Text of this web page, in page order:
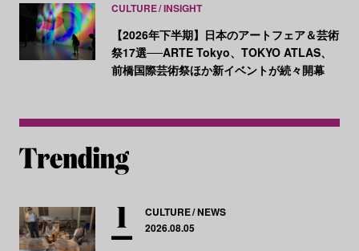
CULTURE INSIGHT
【2026年下半期】日本のアートフェア＆芸術
祭17選──ARTE Tokyo、TOKYO ATLAS、
前橋国際芸術祭ほか新イベントが続々開幕
CULTURE NEWS
2026.08.05